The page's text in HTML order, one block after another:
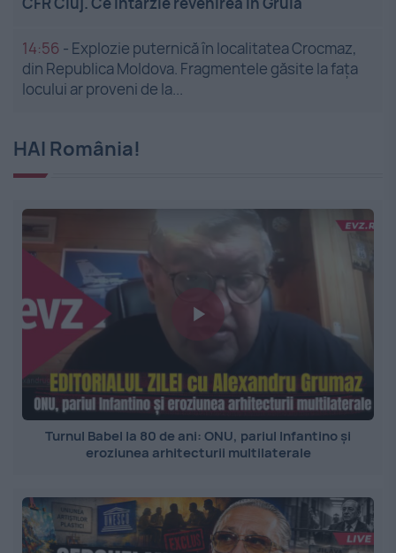
14:56 - Explozie puternică în localitatea Crocmaz,
din Republica Moldova. Fragmentele găsite la fața
locului ar proveni de la...
HAI România!
Turnul Babel la 80 de ani: ONU, pariul Infantino și
eroziunea arhitecturii multilaterale